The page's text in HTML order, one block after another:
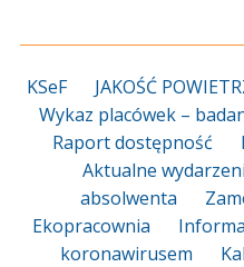
KSeF
JAKOŚĆ
Wykaz placówek –
Raport dostępność
Aktualne
absolwenta
Ekopracownia
koronawirusem